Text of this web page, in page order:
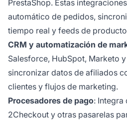
PrestaShop. Estas
automático de pedidos,
tiempo real y feeds de
CRM y automatización de
Salesforce, HubSpot, Marketo
sincronizar datos de afiliados
clientes y flujos de marketing.
Procesadores de pago: Integra
2Checkout y otras pasarelas